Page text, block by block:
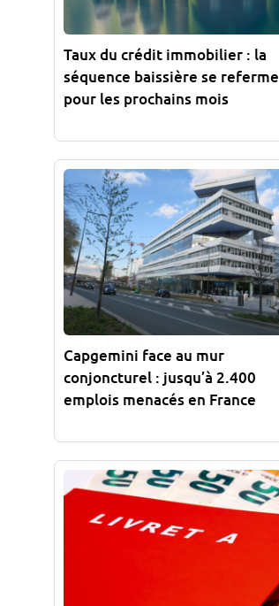
Taux du crédit immobilier : la
séquence baissière se referme
pour les prochains mois
Capgemini face au mur
conjoncturel : jusqu’à 2.400
emplois menacés en France